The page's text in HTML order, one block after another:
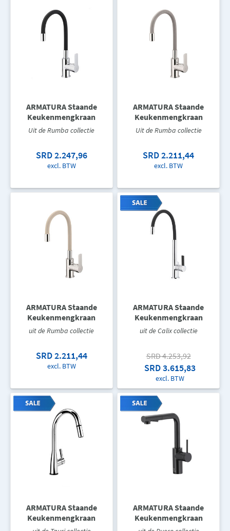
ARMATURA Staande
Keukenmengkraan
Uit de Rumba collectie
SRD 2.247,96
excl. BTW
ARMATURA Staande
Keukenmengkraan
Uit de Rumba collectie
SRD 2.211,44
excl. BTW
ARMATURA Staande
Keukenmengkraan
uit de Rumba collectie
SRD 2.211,44
excl. BTW
ARMATURA Staande
Keukenmengkraan
uit de Calix collectie
SRD 4.253,92
SRD 3.615,83
excl. BTW
ARMATURA Staande
Keukenmengkraan
ARMATURA Staande
Keukenmengkraan